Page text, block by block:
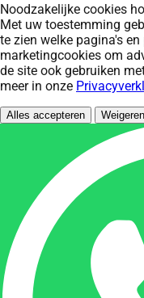
Noodzakelijke cookies
Met uw toestemming
te zien welke pagina's
marketingcookies om
de site ook gebruiken
meer in onze
Alles accepteren